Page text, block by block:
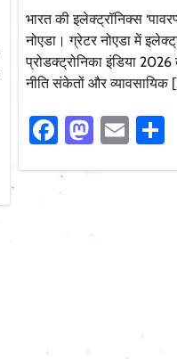
भारत की इलेक्ट्रॉनिक्स
नोएडा। ग्रेटर नोएडा में
प्रोडक्ट्रोनिका इंडिया
नीति संकेतों और व्यावसायिक
Facebook